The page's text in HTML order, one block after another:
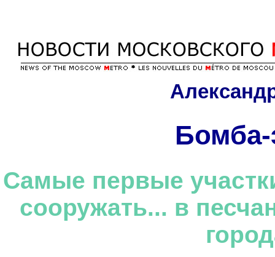
Бомба-
Самые первые
сооружать... в